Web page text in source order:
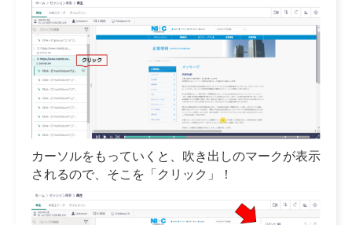
カーソルをもっていくと、吹き出しのマークが表示
されるので、そこを「クリック」！